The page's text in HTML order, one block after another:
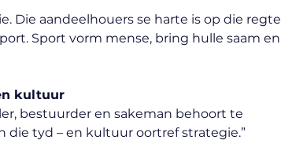
Die aandeelhouers se harte is op die regte
Sport vorm mense, bring hulle saam en
kultuur
bestuurder en sakeman behoort te
die tyd – en kultuur oortref strategie.”